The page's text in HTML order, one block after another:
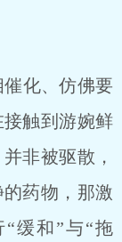
化、仿佛要
触到游婉鲜
非被驱散，
药物，那激
缓和”与“拖